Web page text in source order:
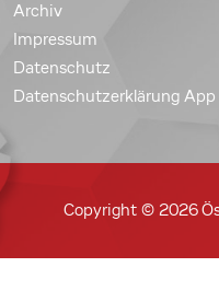
Archiv
Impressum
Datenschutz
Datenschutzerklärung App
Copyright © 2026